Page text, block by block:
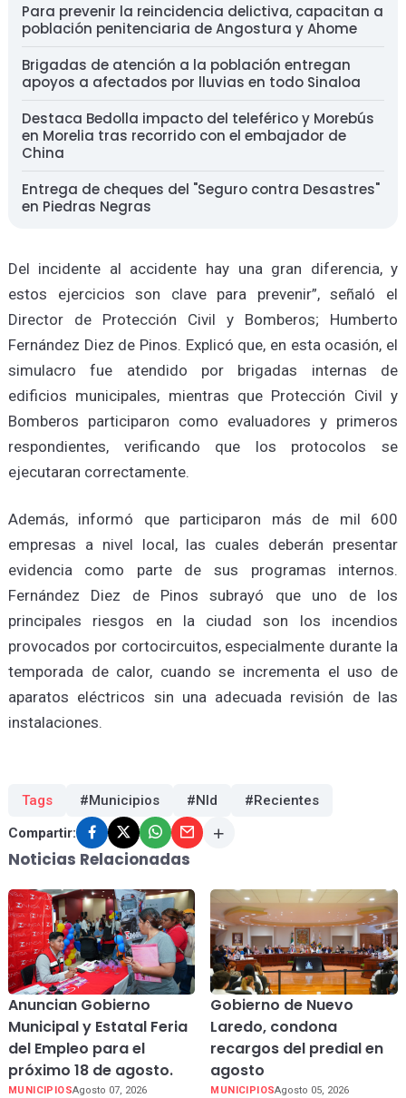
Para prevenir la reincidencia delictiva, capacitan a
población penitenciaria de Angostura y Ahome
Brigadas de atención a la población entregan
apoyos a afectados por lluvias en todo Sinaloa
Destaca Bedolla impacto del teleférico y Morebús
en Morelia tras recorrido con el embajador de
China
Entrega de cheques del "Seguro contra Desastres"
en Piedras Negras
Del incidente al accidente hay una gran diferencia, y
estos ejercicios son clave para prevenir”, señaló el
Director de Protección Civil y Bomberos; Humberto
Fernández Diez de Pinos. Explicó que, en esta ocasión, el
simulacro fue atendido por brigadas internas de
edificios municipales, mientras que Protección Civil y
Bomberos participaron como evaluadores y primeros
respondientes, verificando que los protocolos se
ejecutaran correctamente.
Además, informó que participaron más de mil 600
empresas a nivel local, las cuales deberán presentar
evidencia como parte de sus programas internos.
Fernández Diez de Pinos subrayó que uno de los
principales riesgos en la ciudad son los incendios
provocados por cortocircuitos, especialmente durante la
temporada de calor, cuando se incrementa el uso de
aparatos eléctricos sin una adecuada revisión de las
instalaciones.
Tags #Municipios #Nld #Recientes
Compartir:
Noticias Relacionadas
Anuncian Gobierno
Municipal y Estatal Feria
del Empleo para el
próximo 18 de agosto.
MUNICIPIOSAgosto 07, 2026
Gobierno de Nuevo
Laredo, condona
recargos del predial en
agosto
MUNICIPIOSAgosto 05, 2026